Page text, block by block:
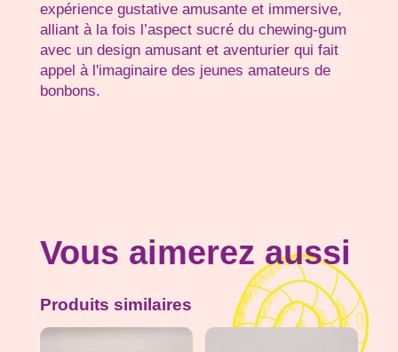
expérience gustative amusante et immersive,
alliant à la fois l’aspect sucré du chewing-gum
avec un design amusant et aventurier qui fait
appel à l'imaginaire des jeunes amateurs de
bonbons.
Vous aimerez aussi
Produits similaires